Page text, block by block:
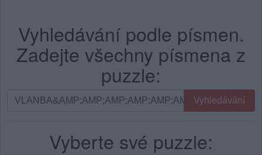
Vyhledávání podle písmen.
Zadejte všechny písmena z
puzzle:
Vyhledávání
Vyhledávání
Vyberte své puzzle: